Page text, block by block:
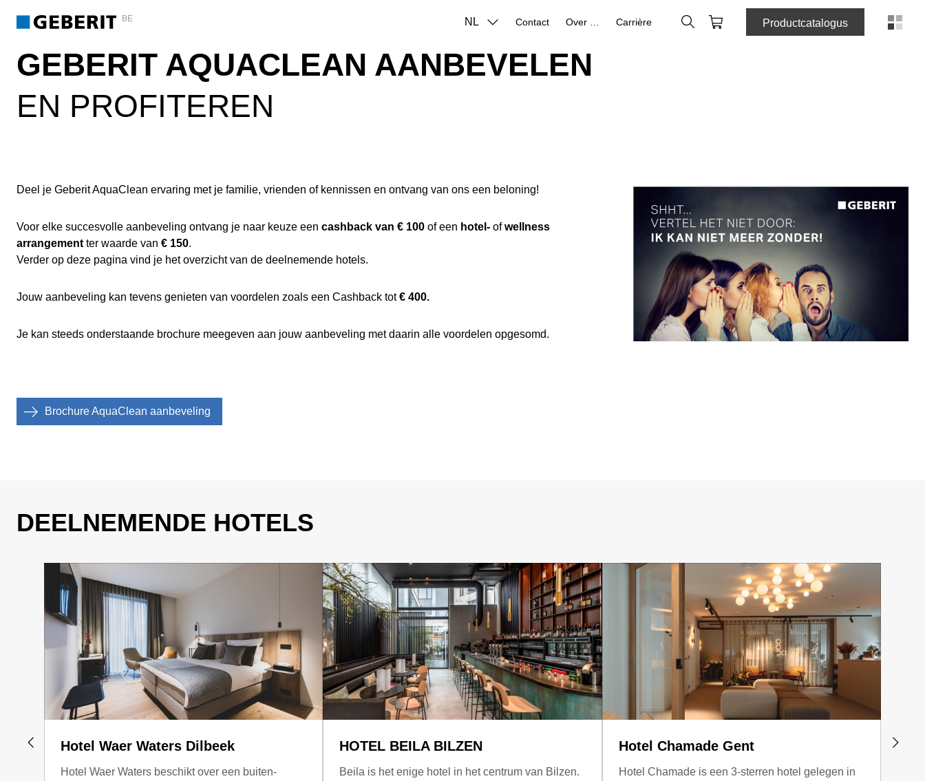
BE NL Contact Carrière ZoekenWinkelmandje
Productcatalogus
GEBERIT AQUACLEAN AANBEVELEN
EN PROFITEREN
Deel je Geberit AquaClean ervaring met je familie, vrienden of kennissen en ontvang van ons een beloning!
Voor elke succesvolle aanbeveling ontvang je naar keuze een cashback van € 100 of een hotel- ofwellness
arrangement ter waarde van € 150.
Verder op deze pagina vind je het overzicht van de deelnemende hotels.
Jouw aanbeveling kan tevens genieten van voordelen zoals een Cashback tot€ 400.
Je kan steeds onderstaande brochure meegeven aan jouw aanbeveling met daarin alle voordelen opgesomd.
Brochure AquaClean aanbeveling
DEELNEMENDE HOTELS
Hotel Waer Waters Dilbeek
Hotel Waer Waters beschikt over een buiten-
HOTEL BEILA BILZEN
Beila is het enige hotel in het centrum van Bilzen.
Hotel Chamade Gent
Hotel Chamade is een 3-sterren hotel gelegen in